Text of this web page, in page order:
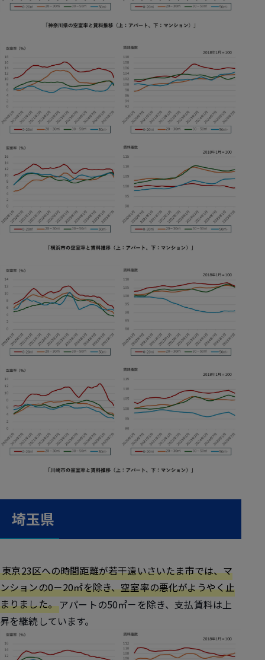
埼玉県
東京23区への時間距離が若干遠いさいたま市では、マ
ンションの0－20㎡を除き、空室率の悪化がようやく止
まりました。 アパートの50㎡－を除き、支払賃料は上
昇を継続しています。